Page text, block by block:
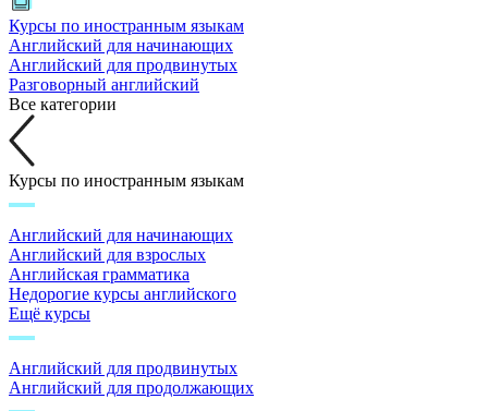
Курсы по иностранным языкам
Английский для начинающих
Английский для продвинутых
Разговорный английский
Все категории
Курсы по иностранным языкам
Английский для начинающих
Английский для взрослых
Английская грамматика
Недорогие курсы английского
Ещё курсы
Английский для продвинутых
Английский для продолжающих